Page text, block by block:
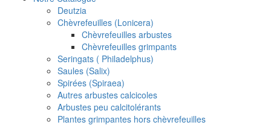
Deutzia
Chèvrefeuilles (Lonicera)
Chèvrefeuilles arbustes
Chèvrefeuilles grimpants
Seringats ( Philadelphus)
Saules (Salix)
Spirées (Spiraea)
Autres arbustes calcicoles
Arbustes peu calcitolérants
Plantes grimpantes hors chèvrefeuilles